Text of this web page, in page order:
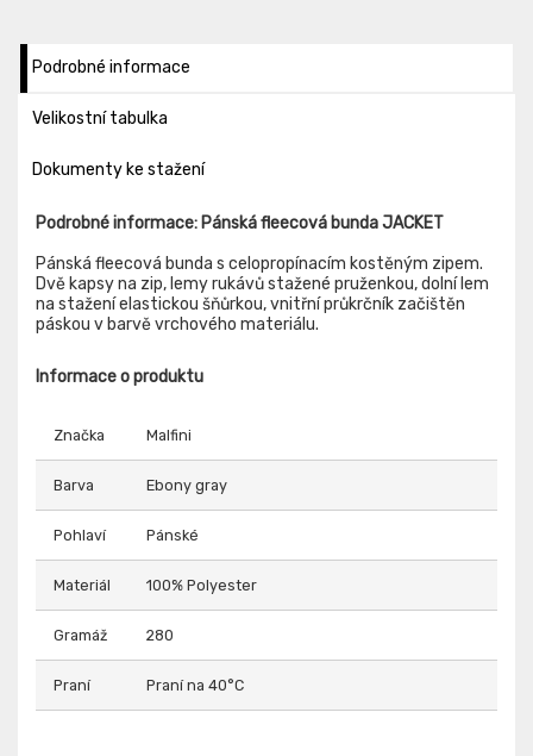
Podrobné informace
Velikostní tabulka
Dokumenty ke stažení
Podrobné informace: Pánská fleecová bunda JACKET
Pánská fleecová bunda s celopropínacím kostěným zipem.
Dvě kapsy na zip, lemy rukávů stažené pruženkou, dolní lem
na stažení elastickou šňůrkou, vnitřní průkrčník začištěn
páskou v barvě vrchového materiálu.
Informace o produktu
Značka Malfini
Barva Ebony gray
Pohlaví Pánské
Materiál 100% Polyester
Gramáž 280
Praní Praní na 40°C